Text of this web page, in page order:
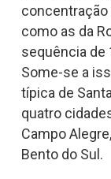
como as da
sequência de
Some-se a
típica de
quatro
Campo
Bento do Sul.